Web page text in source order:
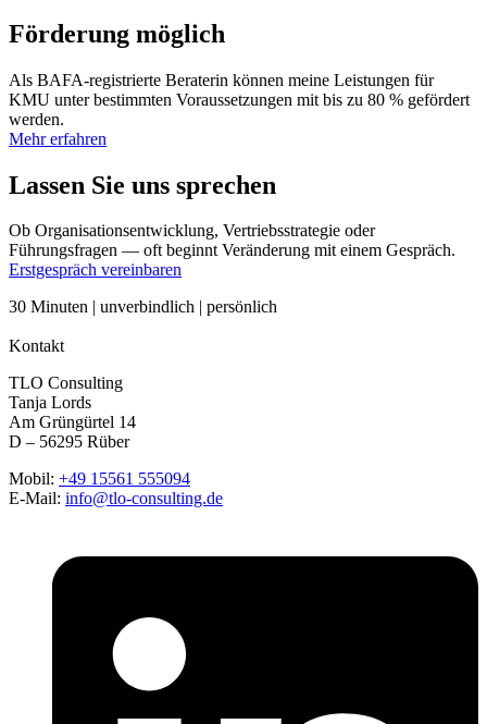
Förderung möglich
Als BAFA-registrierte Beraterin können meine Leistungen für
KMU unter bestimmten Voraussetzungen mit bis zu 80 % gefördert
werden.
Mehr erfahren
Lassen Sie uns sprechen
Ob Organisationsentwicklung, Vertriebsstrategie oder
Führungsfragen — oft beginnt Veränderung mit einem Gespräch.
Erstgespräch vereinbaren
30 Minuten | unverbindlich | persönlich
Kontakt
TLO Consulting
Tanja Lords
Am Grüngürtel 14
D – 56295 Rüber
Mobil: +49 15561 555094
E-Mail: info@tlo-consulting.de